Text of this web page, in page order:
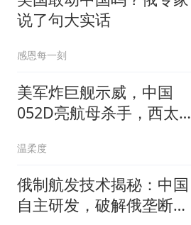
说了句大实话
感恩每一刻
美军炸巨舰示威，中国
052D亮航母杀手，西太格
温柔度
俄制航发技术揭秘：中国
自主研发，破解俄垄断之